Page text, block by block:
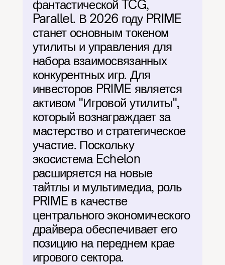
фантастической TCG,
Parallel. В 2026 году PRIME
станет основным токеном
утилиты и управления для
набора взаимосвязанных
конкурентных игр. Для
инвесторов PRIME является
активом "Игровой утилиты",
который вознаграждает за
мастерство и стратегическое
участие. Поскольку
экосистема Echelon
расширяется на новые
тайтлы и мультимедиа, роль
PRIME в качестве
центрального экономического
драйвера обеспечивает его
позицию на переднем крае
игрового сектора.